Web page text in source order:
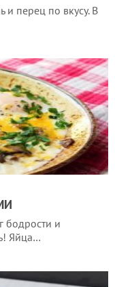
и перец по вкусу. В
бодрости и
Яйца…